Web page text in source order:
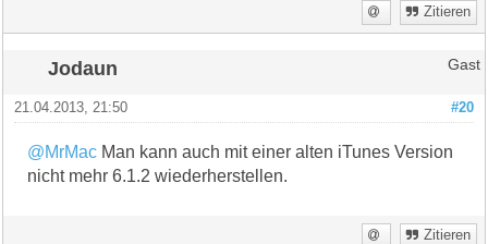
Zitieren
Jodaun Gast
#20
21.04.2013, 21:50
@MrMac Man kann auch mit einer alten iTunes Version
nicht mehr 6.1.2 wiederherstellen.
Zitieren